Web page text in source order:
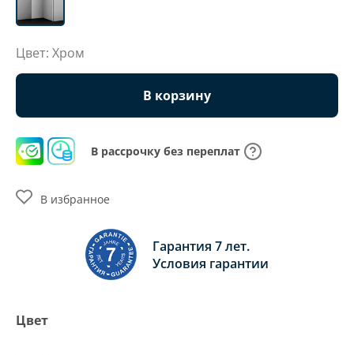
Цвет: Хром
В корзину
В рассрочку без переплат
Гарантия 7 лет.
Условия гарантии
В избранное
Цвет